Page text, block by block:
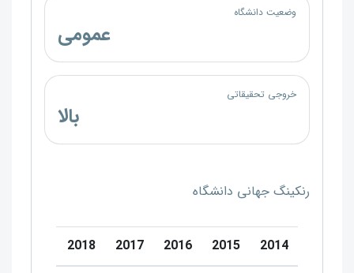
وضعیت دانشگاه
عمومی
خروجی تحقیقاتی
بالا
رنکینگ جهانی دانشگاه
2014
2015
2016
2017
2018